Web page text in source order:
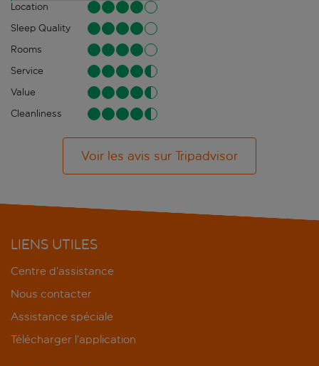
Location
Sleep Quality
Rooms
Service
Value
Cleanliness
Voir les avis sur Tripadvisor
LIENS UTILES
Centre d’assistance
Nous contacter
Assistance spéciale
Télécharger l’application